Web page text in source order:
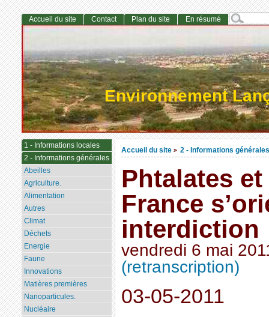
Environnement
Accueil du site > 2 - Informations générales
Phtalates
France
interdiction
vendredi 6 mai
(retranscription)
03-05-2011
Accueil du site Contact Plan du site En résumé
1 - Informations locales
2 - Informations générales
Abeilles
Agriculture.
Alimentation
Autres
Climat
Déchets
Energie
Faune
Innovations
Matières premières
Nanoparticules.
Nucléaire